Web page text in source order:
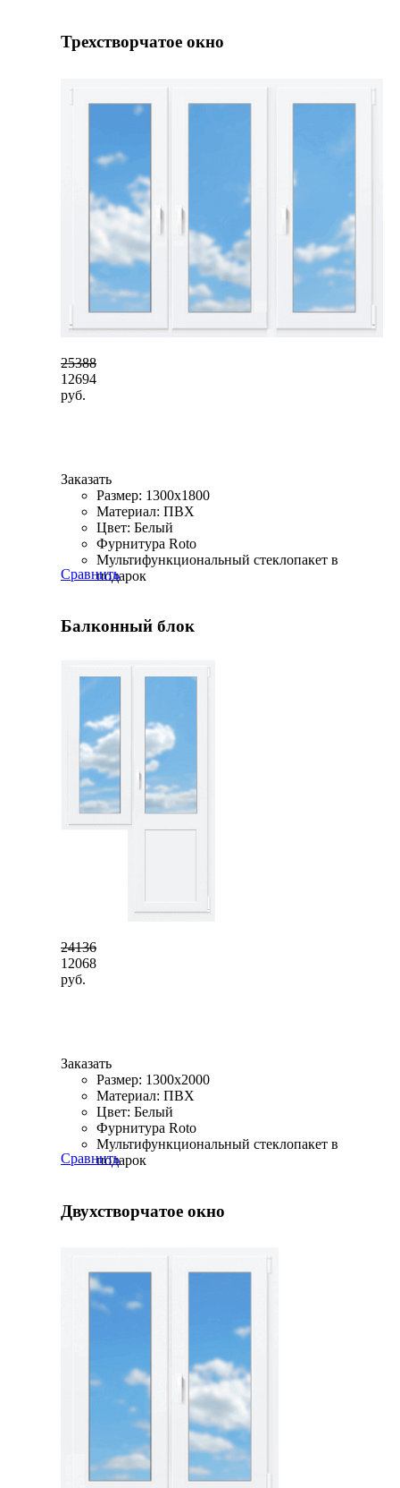
Трехстворчатое окно
25388
12694
руб.
Заказать
Размер: 1300x1800
Материал: ПВХ
Цвет: Белый
Фурнитура Roto
Мультифункциональный стеклопакет в
подарок
Сравнить
Балконный блок
24136
12068
руб.
Заказать
Размер: 1300x2000
Материал: ПВХ
Цвет: Белый
Фурнитура Roto
Мультифункциональный стеклопакет в
подарок
Сравнить
Двухстворчатое окно